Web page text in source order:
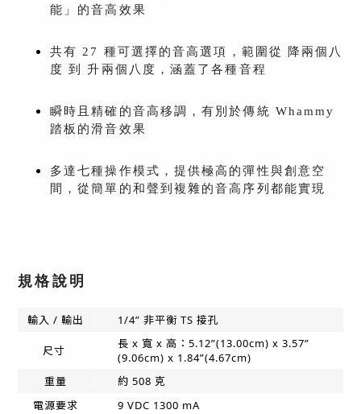
能」的音高效果
共有 27 種可選擇的音高選項，範圍從 降兩個八
度 到 升兩個八度，涵蓋了各種音程
瞬時且精確的音高移調，有別於傳統 Whammy
踏板的滑音效果
多達七種操作模式，提供極高的彈性與創意空
間，從簡單的和聲到複雜的音高序列都能實現
規格說明
輸入 / 輸出 1/4” 非平衡 TS 接孔
尺寸
長 x 寬 x 高：5.12”(13.00cm) x 3.57”
(9.06cm) x 1.84”(4.67cm)
重量
約 508 克
電源要求
9 VDC 1300 mA